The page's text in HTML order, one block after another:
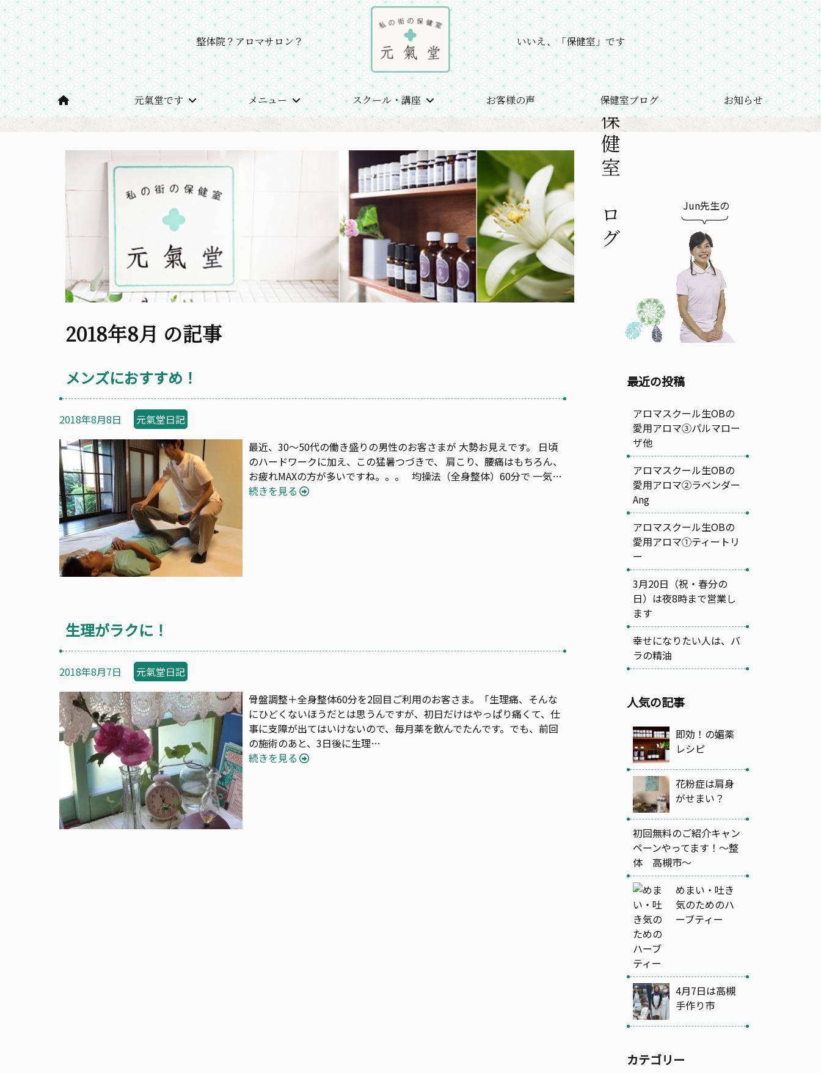
整体院？アロマサロン？ いいえ、「保健室」です
元氣堂です メニュー スクール・講座 お客様の声 保健室ブログ お知らせ
ホーム Jun先生の保健室ブログ 2018年8月 の記事
2018年8月 の記事
保健室ブログ Jun先生の
メンズにおすすめ！
2018年8月8日
元氣堂日記
最近、30〜50代の働き盛りの男性のお客さまが 大勢お見えです。 日頃
のハードワークに加え、この猛暑つづきで、 肩こり、腰痛はもちろん、
お疲れMAXの方が多いですね。。。 均操法（全身整体）60分で 一気…
続きを見る
生理がラクに！
2018年8月7日
元氣堂日記
骨盤調整＋全身整体60分を2回目ご利用のお客さま。「生理痛、そんな
にひどくないほうだとは思うんですが、初日だけはやっぱり痛くて、仕
事に支障が出てはいけないので、毎月薬を飲んでたんです。でも、前回
の施術のあと、3日後に生理…
続きを見る
最近の投稿
アロマスクール生OBの
愛用アロマ③パルマロー
ザ他
アロマスクール生OBの
愛用アロマ②ラベンダー
Ang
アロマスクール生OBの
愛用アロマ①ティートリ
ー
3月20日（祝・春分の
日）は夜8時まで営業し
ます
幸せになりたい人は、バ
ラの精油
人気の記事
即効！の媚薬
レシピ
花粉症は肩身
がせまい？
初回無料のご紹介キャン
ペーンやってます！～整
体 高槻市～
めまい・吐き
気のためのハ
ーブティー
4月7日は高槻
手作り市
カテゴリー